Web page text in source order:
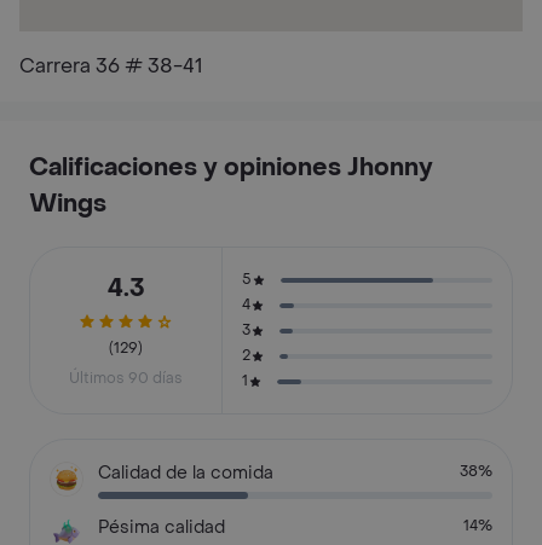
Carrera 36 # 38-41
Calificaciones y opiniones Jhonny
Wings
4.3
(129)
Últimos 90 días
5
4
3
2
1
Calidad de la comida 38%
Pésima calidad 14%